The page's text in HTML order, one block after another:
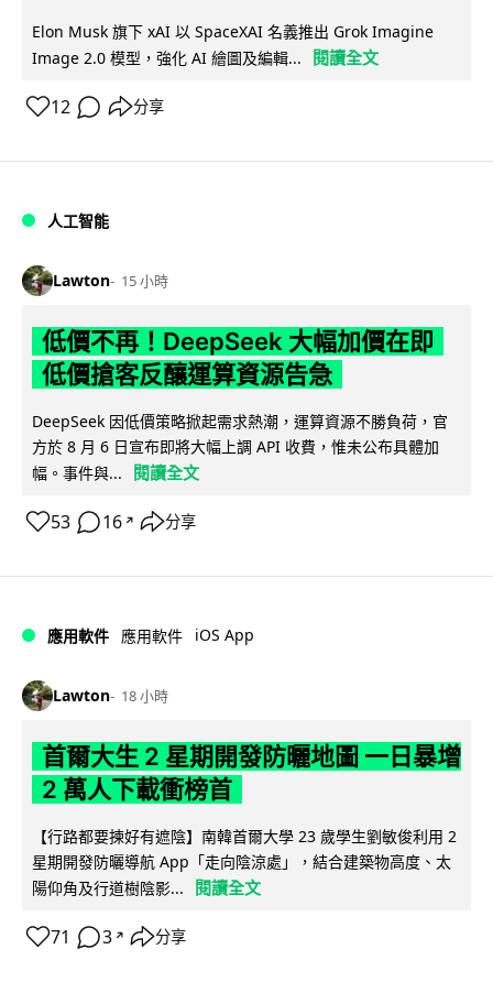
Elon Musk 旗下 xAI 以 SpaceXAI 名義推出 Grok Imagine
Image 2.0 模型，強化 AI 繪圖及編輯...
閱讀全文
12 分享
人工智能
Lawton 15 小時
低價不再！DeepSeek 大幅加價在即
低價搶客反釀運算資源告急
DeepSeek 因低價策略掀起需求熱潮，運算資源不勝負荷，官
方於 8 月 6 日宣布即將大幅上調 API 收費，惟未公布具體加
幅。事件與...
閱讀全文
53 16 ↗ 分享
應用軟件 應用軟件 iOS App
Lawton 18 小時
首爾大生 2 星期開發防曬地圖 一日暴增
2 萬人下載衝榜首
【行路都要揀好有遮陰】南韓首爾大學 23 歲學生劉敏俊利用 2
星期開發防曬導航 App「走向陰涼處」，結合建築物高度、太
陽仰角及行道樹陰影...
閱讀全文
71 3 ↗ 分享